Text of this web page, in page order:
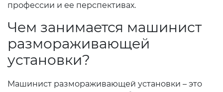
профессии и ее перспективах.
Чем занимается машинист
размораживающей
установки?
Машинист размораживающей установки – это